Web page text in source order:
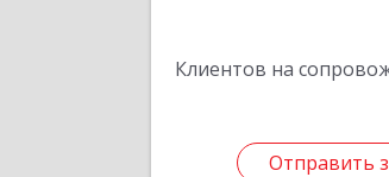
Клиентов на
Отправить
Отправить